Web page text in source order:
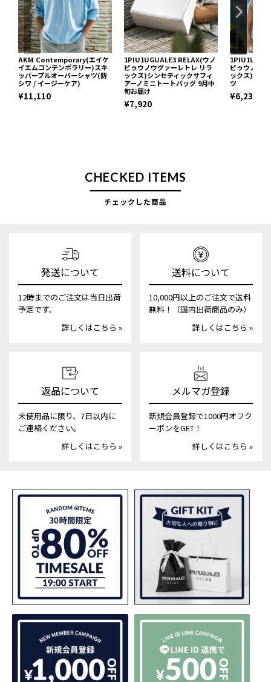
AKM Contemporary(エイケ
イエムコンテンポラリー)スキ
ッパープルオーバーシャツ(防
シワ / イージーケア)
¥11,110
1PIU1UGUALE3 RELAX(ウノ
ピゥウノウグァーレトレ リラ
ックス)シンセティックサフィ
アーノミニトートバッグ 9月中
旬お届け
¥7,920
ピゥウノウ
ックス)ネッ
ツ
¥6,237
CHECKED ITEMS
チェックした商品
発送について
12時までのご注文は当日出荷
予定です。
詳しくはこちら »
送料について
10,000円以上のご注文で送料
無料！（国内出荷商品のみ）
詳しくはこちら »
返品について
未使用品に限り、7日以内に
ご連絡ください。
詳しくはこちら »
メルマガ登録
新規会員登録で1000円オフク
ーポンをGET！
詳しくはこちら »